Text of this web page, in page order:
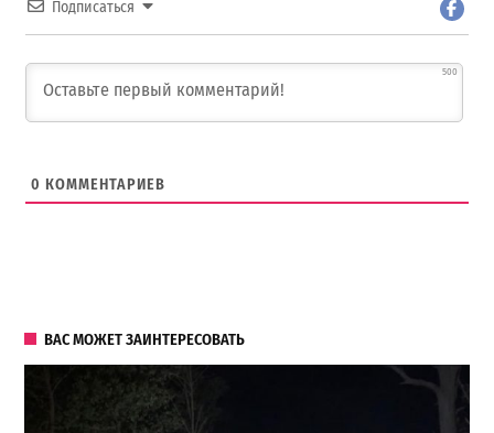
Подписаться
500
0 КОММЕНТАРИЕВ
ВАС МОЖЕТ ЗАИНТЕРЕСОВАТЬ